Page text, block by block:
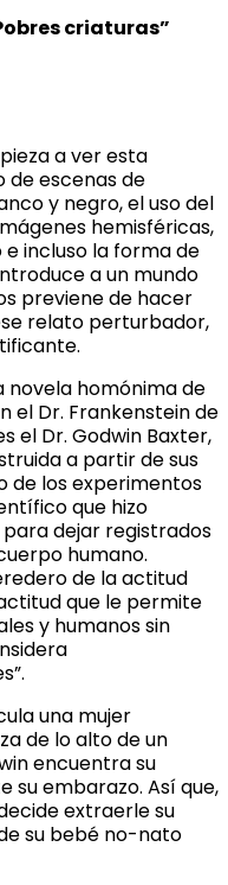
criaturas”
a ver esta
de escenas de
y negro, el uso del
hemisféricas,
incluso la forma de
a un mundo
previene de hacer
relato perturbador,
novela homónima de
el Dr. Frankenstein de
el Dr. Godwin Baxter,
a partir de sus
de los experimentos
que hizo
dejar registrados
humano.
de la actitud
que le permite
y humanos sin
una mujer
de lo alto de un
encuentra su
su embarazo. Así que,
extraerle su
su bebé no-nato